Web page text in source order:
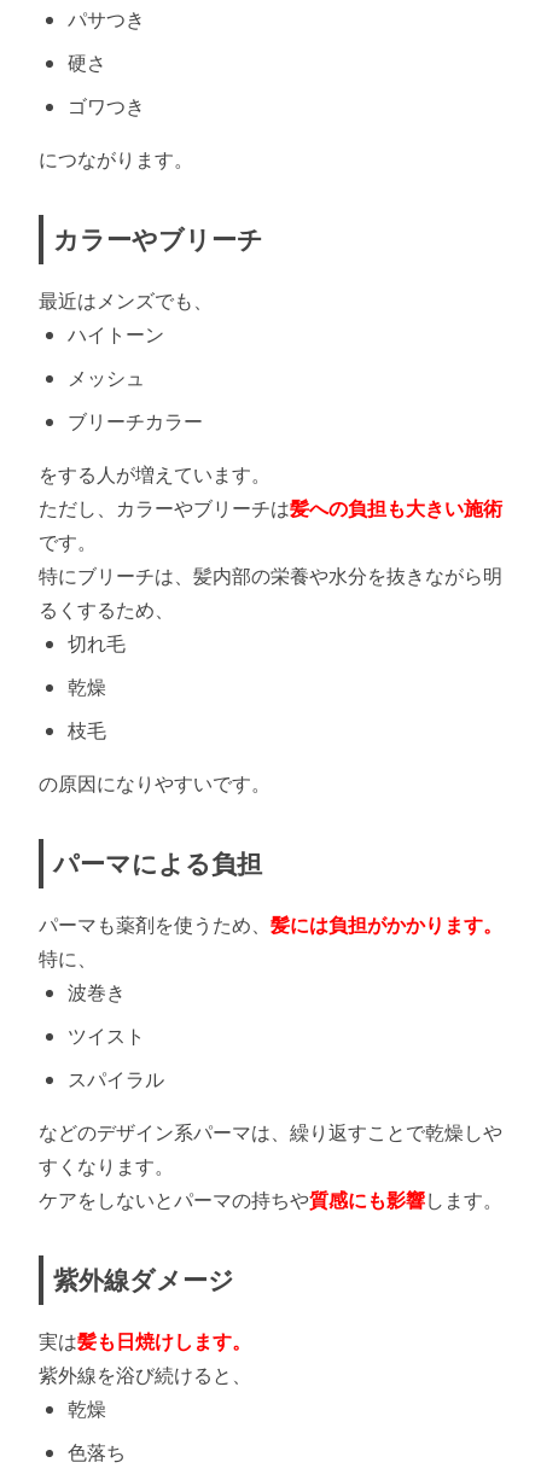
パサつき
硬さ
ゴワつき
につながります。
カラーやブリーチ
最近はメンズでも、
ハイトーン
メッシュ
ブリーチカラー
をする人が増えています。
ただし、カラーやブリーチは髪への負担も大きい施術
です。
特にブリーチは、髪内部の栄養や水分を抜きながら明
るくするため、
切れ毛
乾燥
枝毛
の原因になりやすいです。
パーマによる負担
パーマも薬剤を使うため、 髪には負担がかかります。
特に、
波巻き
ツイスト
スパイラル
などのデザイン系パーマは、繰り返すことで乾燥しや
すくなります。
ケアをしないとパーマの持ちや質感にも影響します。
紫外線ダメージ
実は髪も日焼けします。
紫外線を浴び続けると、
乾燥
色落ち